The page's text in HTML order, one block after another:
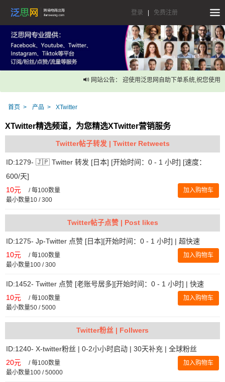
登录 免费注册
网站公告： 迎使用泛思网自助下单系统,祝您使用愉
首页 产品 XTwitter
XTwitter精选频道，为您精选XTwitter营销服务
Twitter帖子转发 | Twitter Retweets
ID:1279- 🇯🇵 Twitter 转发 [日本] [开始时间：0 - 1 小时] [速度：
600/天]
10元 /每100数量
最小数量10 / 300
加入购物车
Twitter帖子点赞 | Post likes
ID:1275- Jp-Twitter 点赞 [日本][开始时间：0 - 1 小时] | 超快速
10元 /每100数量
最小数量100 / 300
加入购物车
ID:1452- Twitter 点赞 [老账号居多][开始时间：0 - 1 小时] | 快速
10元 /每100数量
最小数量50 / 5000
加入购物车
Twitter粉丝 | Follwers
ID:1240- X-twitter粉丝 | 0-2小小时启动 | 30天补充 | 全球粉丝
20元 /每100数量
最小数量100 / 50000
加入购物车